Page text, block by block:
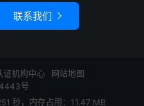
联系我们 
证机构中心
网站地图
号
秒，内存占用：11.47 MB